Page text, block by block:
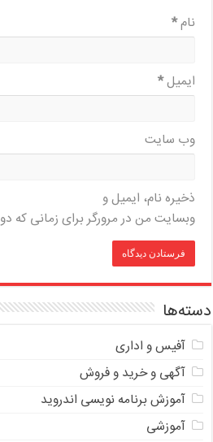
نام*
ایمیل*
وب‌ سایت
ذخیره نام، ایمیل و
وبسایت من در مرورگر برای زمانی که
دسته‌ها
آفیس و اداری
آگهی و خرید و فروش
آموزش برنامه نویسی اندروید
آموزشی